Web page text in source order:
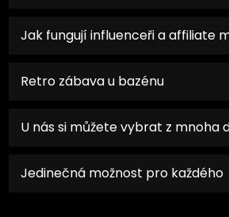
Jak fungují influenceři a affiliate
Retro zábava u bazénu
U nás si můžete vybrat z mnoha
Jedinečná možnost pro každého